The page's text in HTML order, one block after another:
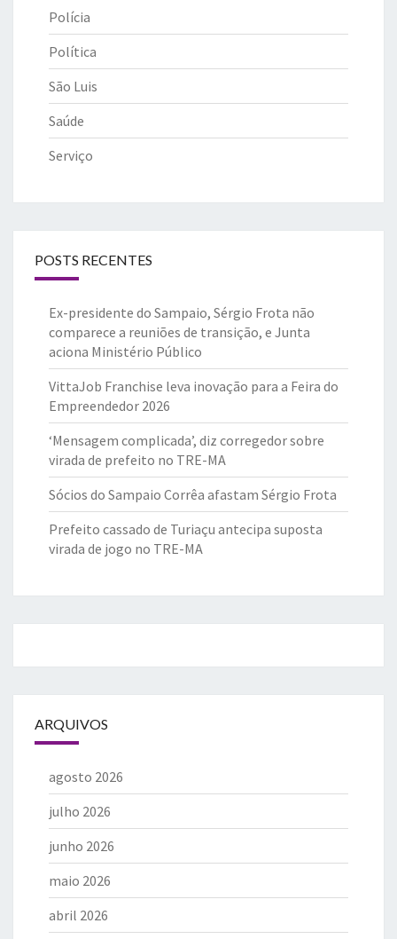
Polícia
Política
São Luis
Saúde
Serviço
POSTS RECENTES
Ex-presidente do Sampaio, Sérgio Frota não
comparece a reuniões de transição, e Junta
aciona Ministério Público
VittaJob Franchise leva inovação para a Feira do
Empreendedor 2026
‘Mensagem complicada’, diz corregedor sobre
virada de prefeito no TRE-MA
Sócios do Sampaio Corrêa afastam Sérgio Frota
Prefeito cassado de Turiaçu antecipa suposta
virada de jogo no TRE-MA
ARQUIVOS
agosto 2026
julho 2026
junho 2026
maio 2026
abril 2026